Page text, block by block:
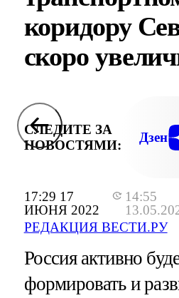
17:29 17
ИЮНЯ 2022
14:55
РЕДАКЦИЯ ВЕСТИ.РУ
коридору
скоро
СЛЕДИТЕ ЗА
НОВОСТЯМИ:
Дзен
Россия активно
формировать и